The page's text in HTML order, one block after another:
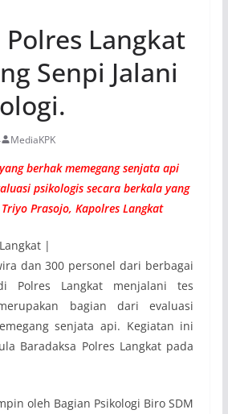
Langkat
Senpi Jalani
MediaKPK
berhak memegang senjata api
psikologis secara berkala yang
Prasojo, Kapolres Langkat
|
dan 300 personel dari berbagai
Polres Langkat menjalani tes
bagian dari evaluasi
senjata api. Kegiatan ini
Baradaksa Polres Langkat pada
oleh Bagian Psikologi Biro SDM